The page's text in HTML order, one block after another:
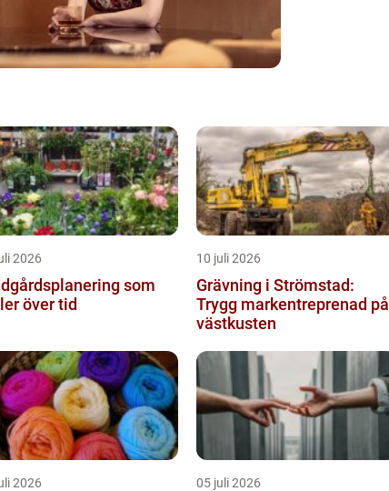
2026
som
över tid
10 juli 2026
Grävning i Strömstad:
Trygg markentreprenad på
västkusten
2026 05 juli 2026